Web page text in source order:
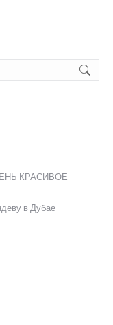
КРАСИВОЕ
в Дубае